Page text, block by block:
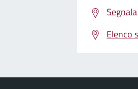
Elenco